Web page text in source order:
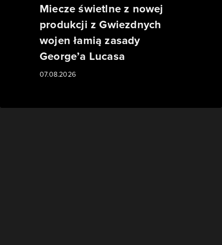
Miecze świetlne z nowej
produkcji z Gwiezdnych
wojen łamią zasady
George’a Lucasa
07.08.2026